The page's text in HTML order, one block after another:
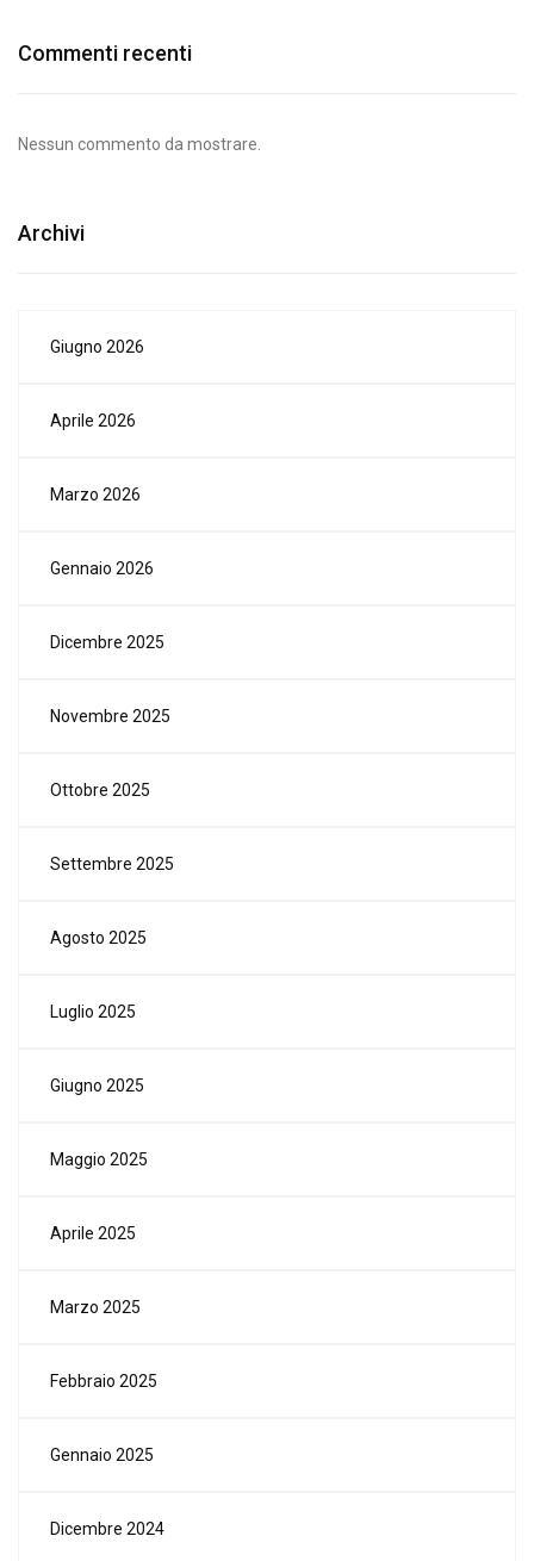
Commenti recenti
Nessun commento da mostrare.
Archivi
Giugno 2026
Aprile 2026
Marzo 2026
Gennaio 2026
Dicembre 2025
Novembre 2025
Ottobre 2025
Settembre 2025
Agosto 2025
Luglio 2025
Giugno 2025
Maggio 2025
Aprile 2025
Marzo 2025
Febbraio 2025
Gennaio 2025
Dicembre 2024